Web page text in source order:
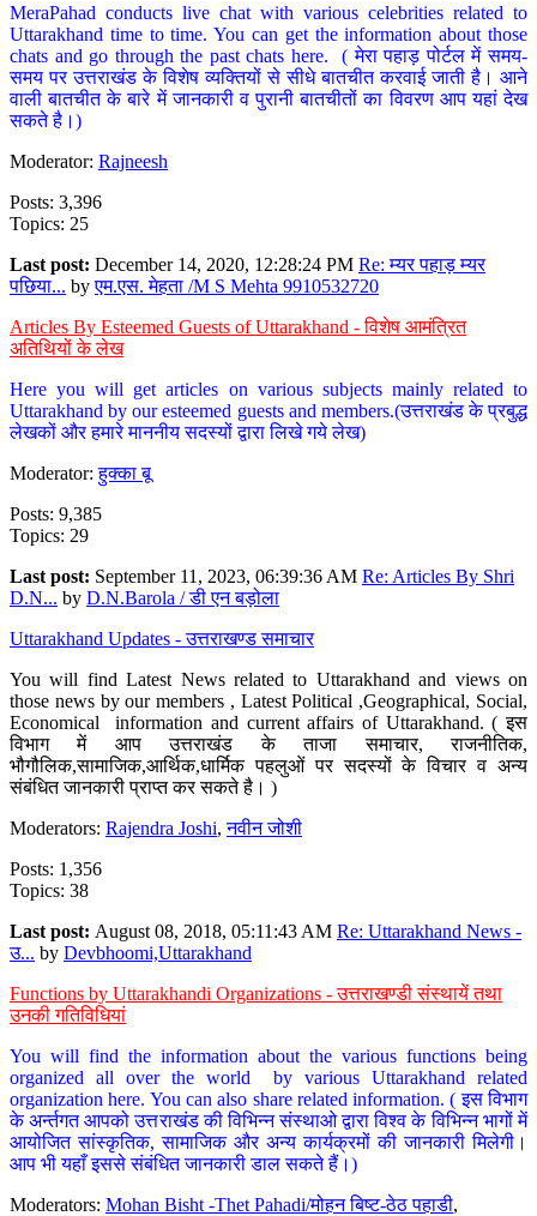
MeraPahad conducts live chat with various celebrities related to
Uttarakhand time to time. You can get the information about those
chats and go through the past chats here. ( मेरा पहाड़ पोर्टल में समय-
समय पर उत्तराखंड के विशेष व्यक्तियों से सीधे बातचीत करवाई जाती है। आने
वाली बातचीत के बारे में जानकारी व पुरानी बातचीतों का विवरण आप यहां देख
सकते है।)
Moderator: Rajneesh
Posts: 3,396
Topics: 25
Last post: December 14, 2020, 12:28:24 PM Re: म्यर पहाड़ म्यर
पछिया... byएम.एस. मेहता /M S Mehta 9910532720
Articles By Esteemed Guests of Uttarakhand - विशेष आमंत्रित
अतिथियों के लेख
Here you will get articles on various subjects mainly related to
Uttarakhand by our esteemed guests and members.(उत्तराखंड के प्रबुद्ध
लेखकों और हमारे माननीय सदस्यों द्वारा लिखे गये लेख)
Moderator:हुक्का बू
Posts: 9,385
Topics: 29
Last post: September 11, 2023, 06:39:36 AM Re: Articles By Shri
D.N... by D.N.Barola / डी एन बड़ोला
Uttarakhand Updates - उत्तराखण्ड समाचार
You will find Latest News related to Uttarakhand and views on
those news by our members , Latest Political ,Geographical, Social,
Economical information and current affairs of Uttarakhand. ( इस
विभाग में आप उत्तराखंड के ताजा समाचार, राजनीतिक,
भौगौलिक,सामाजिक,आर्थिक,धार्मिक पहलुओं पर सदस्यों के विचार व अन्य
संबंधित जानकारी प्राप्त कर सकते है। )
Moderators: Rajendra Joshi,नवीन जोशी
Posts: 1,356
Topics: 38
Last post: August 08, 2018, 05:11:43 AM Re: Uttarakhand News -
उ... by Devbhoomi,Uttarakhand
Functions by Uttarakhandi Organizations - उत्तराखण्डी संस्थायें तथा
उनकी गतिविधियां
You will find the information about the various functions being
organized all over the world by various Uttarakhand related
organization here. You can also share related information. ( इस विभाग
के अर्न्तगत आपको उत्तराखंड की विभिन्न संस्थाओ द्वारा विश्व के विभिन्न भागों में
आयोजित सांस्कृतिक, सामाजिक और अन्य कार्यक्रमों की जानकारी मिलेगी।
आप भी यहाँ इससे संबंधित जानकारी डाल सकते हैं।)
Moderators: Mohan Bisht -Thet Pahadi/मोहन बिष्ट-ठेठ पहाडी,